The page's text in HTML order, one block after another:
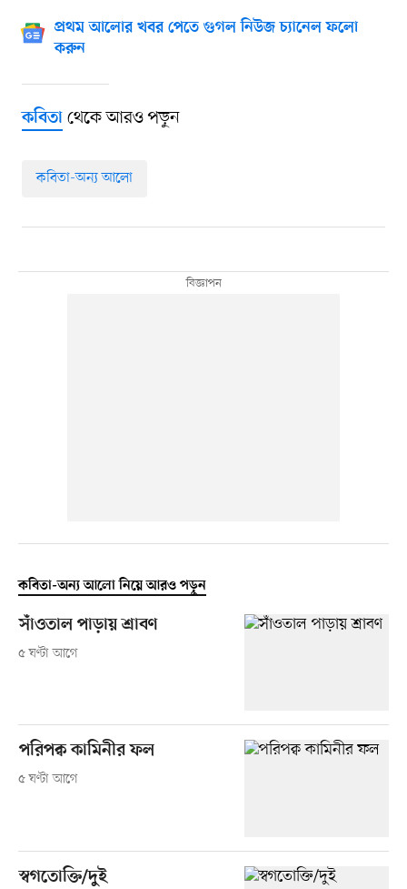
প্রথম আলোর খবর পেতে গুগল নিউজ চ্যানেল ফলো
করুন
কবিতাথেকে আরও পড়ুন
কবিতা-অন্য আলো
কবিতা-অন্য আলো নিয়ে আরও পড়ুন
সাঁওতাল পাড়ায় শ্রাবণ
৫ ঘণ্টা আগে
পরিপক্ব কামিনীর ফল
৫ ঘণ্টা আগে
স্বগতোক্তি/দুই